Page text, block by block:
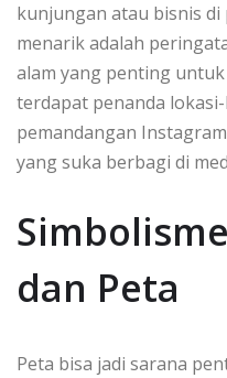
kunjungan atau bisnis
menarik adalah
alam yang penting untuk
terdapat penanda
pemandangan
yang suka berbagi di
dan Peta
Peta bisa jadi sarana